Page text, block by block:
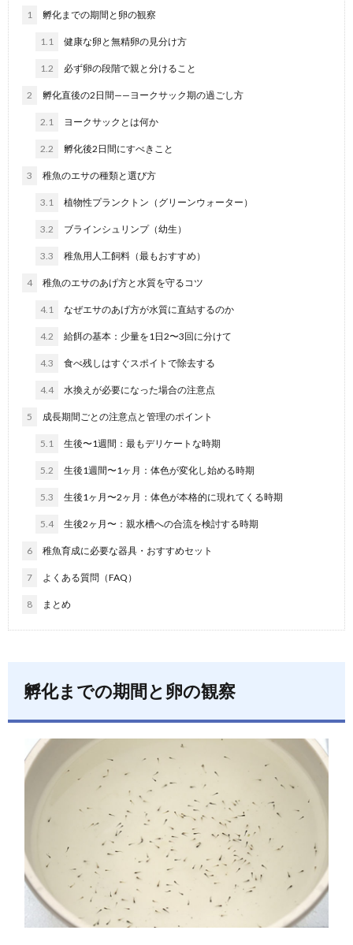
1 孵化までの期間と卵の観察
1.1 健康な卵と無精卵の見分け方
1.2 必ず卵の段階で親と分けること
2 孵化直後の2日間——ヨークサック期の過ごし方
2.1 ヨークサックとは何か
2.2 孵化後2日間にすべきこと
3 稚魚のエサの種類と選び方
3.1 植物性プランクトン（グリーンウォーター）
3.2 ブラインシュリンプ（幼生）
3.3 稚魚用人工飼料（最もおすすめ）
4 稚魚のエサのあげ方と水質を守るコツ
4.1 なぜエサのあげ方が水質に直結するのか
4.2 給餌の基本：少量を1日2〜3回に分けて
4.3 食べ残しはすぐスポイトで除去する
4.4 水換えが必要になった場合の注意点
5 成長期間ごとの注意点と管理のポイント
5.1 生後〜1週間：最もデリケートな時期
5.2 生後1週間〜1ヶ月：体色が変化し始める時期
5.3 生後1ヶ月〜2ヶ月：体色が本格的に現れてくる時期
5.4 生後2ヶ月〜：親水槽への合流を検討する時期
6 稚魚育成に必要な器具・おすすめセット
7 よくある質問（FAQ）
8 まとめ
孵化までの期間と卵の観察